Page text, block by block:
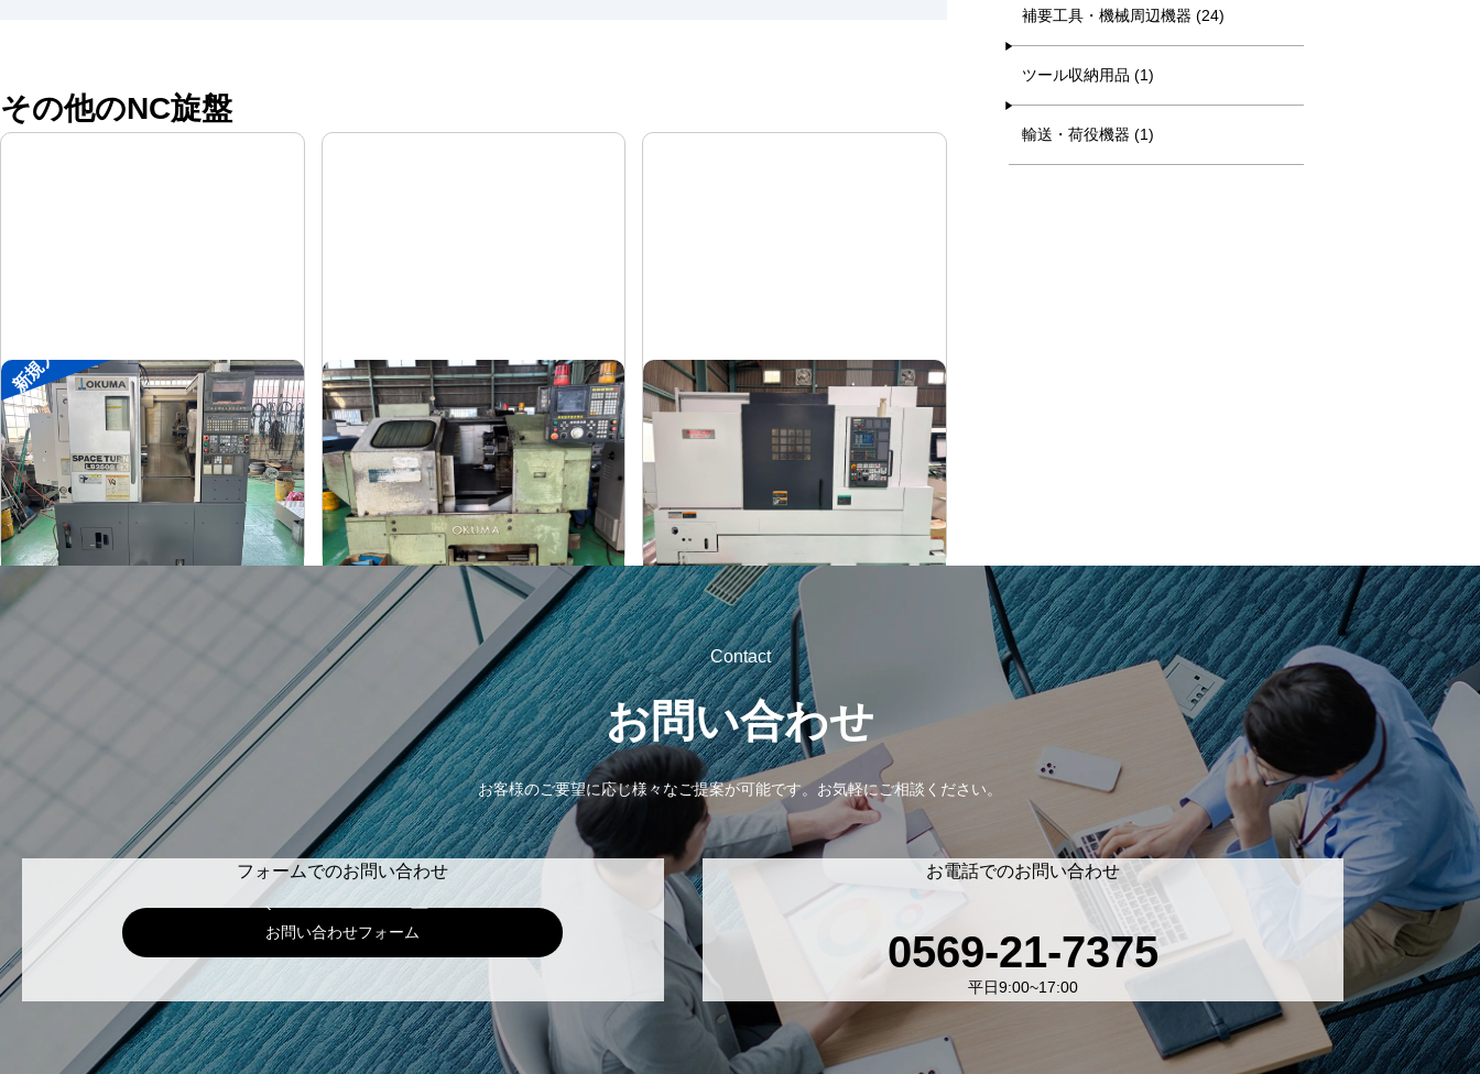
その他のNC旋盤
新規入荷
8″NC旋盤
メーカー オークマ
形 式LB2500EX
年 式2008
8″NC旋盤
メーカー オークマ
形 式LB-12
年 式1989
12″NC旋盤
メーカー 森精機
NL3000/700
年 式2006
補要工具・機械周辺機器 (24)
ツール収納用品 (1)
輸送・荷役機器 (1)
Contact
お問い合わせ
お客様のご要望に応じ様々なご提案が可能です。 お気軽にご相談ください。
フォームでのお問い合わせ
お問い合わせフォーム
お電話でのお問い合わせ
0569-21-7375
平日9:00~17:00